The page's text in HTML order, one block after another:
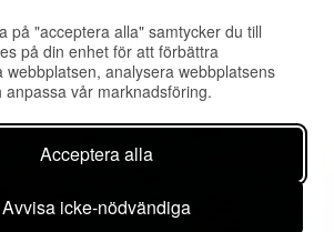
på "acceptera alla" samtycker du till
på din enhet för att förbättra
webbplatsen, analysera webbplatsens
anpassa vår marknadsföring.
Acceptera alla
Avvisa icke-nödvändiga
har även tittat på